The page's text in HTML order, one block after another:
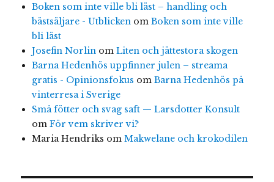
Boken som inte ville bli läst – handling och
bästsäljare - Utblickenom Boken som inte ville
bli läst
Josefin Norlinom Liten och jättestora skogen
Barna Hedenhös uppfinner julen – streama
gratis - Opinionsfokus om Barna Hedenhös på
vinterresa i Sverige
Små fötter och svag saft — Larsdotter Konsult
om För vem skriver vi?
Maria Hendriks om Makwelane och krokodilen